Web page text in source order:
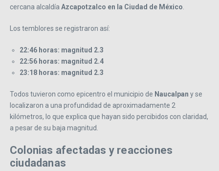
cercana alcaldía Azcapotzalco en la Ciudad de México
Los temblores se registraron así:
22:46 horas: magnitud 2.3
22:56 horas: magnitud 2.4
23:18 horas: magnitud 2.3
Todos tuvieron como epicentro el municipio de Naucalpan y se
localizaron a una profundidad de aproximadamente 2
kilómetros, lo que explica que hayan sido percibidos con claridad,
a pesar de su baja magnitud.
Colonias afectadas y reacciones
ciudadanas